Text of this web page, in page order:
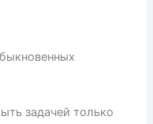
задачей только